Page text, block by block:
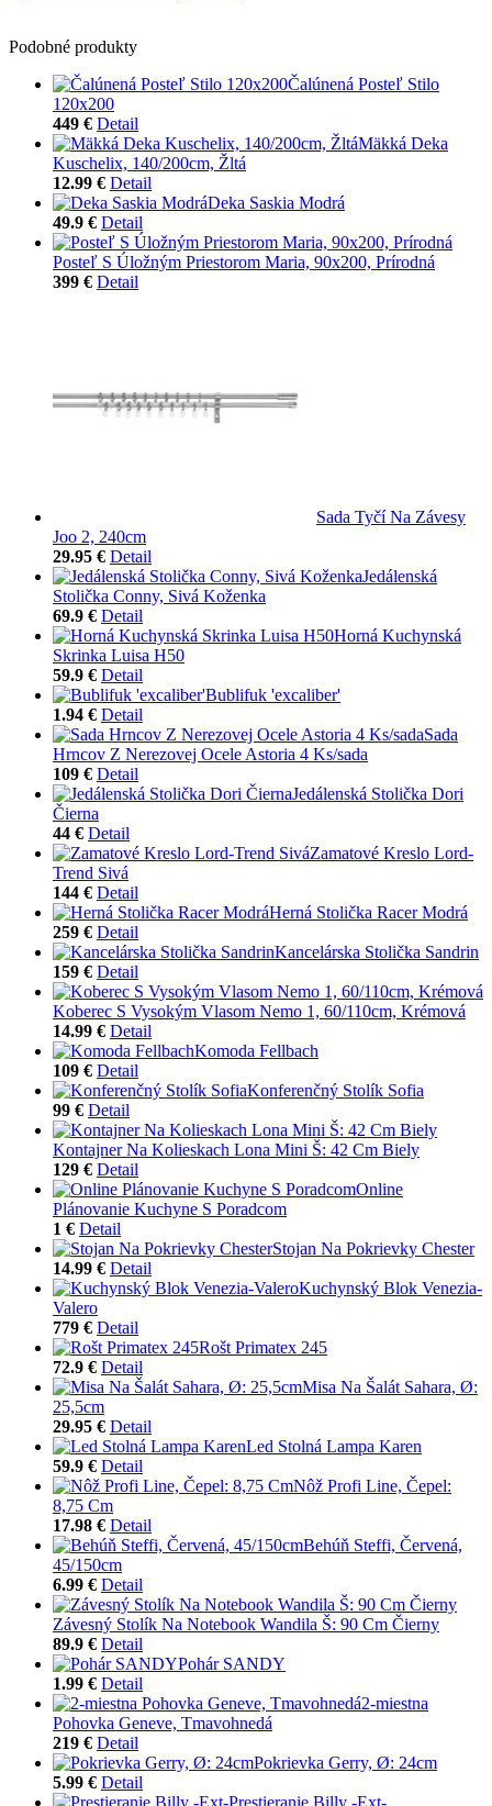
Podobné produkty
Čalúnená Posteľ Stilo
120x200
449 € Detail
Mäkká Deka
Kuschelix, 140/200cm, Žltá
12.99 € Detail
Deka Saskia Modrá
49.9 € Detail
Posteľ S Úložným Priestorom Maria, 90x200, Prírodná
399 € Detail
Sada Tyčí Na Závesy
Joo 2, 240cm
29.95 € Detail
Jedálenská
Stolička Conny, Sivá Koženka
69.9 € Detail
Horná Kuchynská
Skrinka Luisa H50
59.9 € Detail
Bublifuk 'excaliber'
1.94 € Detail
Sada
Hrncov Z Nerezovej Ocele Astoria 4 Ks/sada
109 € Detail
Jedálenská Stolička Dori
Čierna
44 € Detail
Zamatové Kreslo Lord-
Trend Sivá
144 € Detail
Herná Stolička Racer Modrá
259 € Detail
Kancelárska Stolička Sandrin
159 € Detail
Koberec S Vysokým Vlasom Nemo 1, 60/110cm, Krémová
14.99 € Detail
Komoda Fellbach
109 € Detail
Konferenčný Stolík Sofia
99 € Detail
Kontajner Na Kolieskach Lona Mini Š: 42 Cm Biely
129 € Detail
Online
Plánovanie Kuchyne S Poradcom
1 € Detail
Stojan Na Pokrievky Chester
14.99 € Detail
Kuchynský Blok Venezia-
Valero
779 € Detail
Rošt Primatex 245
72.9 € Detail
Misa Na Šalát Sahara, Ø:
25,5cm
29.95 € Detail
Led Stolná Lampa Karen
59.9 € Detail
Nôž Profi Line, Čepel:
8,75 Cm
17.98 € Detail
Behúň Steffi, Červená,
45/150cm
6.99 € Detail
Závesný Stolík Na Notebook Wandila Š: 90 Cm Čierny
89.9 € Detail
Pohár SANDY
1.99 € Detail
2-miestna
Pohovka Geneve, Tmavohnedá
219 € Detail
Pokrievka Gerry, Ø: 24cm
5.99 € Detail
Prestieranie Billy -Ext-